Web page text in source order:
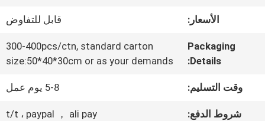
الجودة
اتصل
الأسعار: قابل للتفاوض
Packaging
Details:
300-400pcs/ctn, standard carton
size:50*40*30cm or as your demands
وقت التسليم: 5-8 يوم عمل
شروط الدفع: t/t ، paypal ， ali pay